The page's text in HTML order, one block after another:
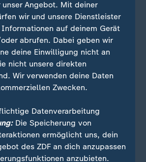
Tom Fletcher, begrüßte
einer täglichen mehrstündigen
in dem
Fletcher schrieb am Sonntag im
im Kontakt mit den UN-
"alles tun werden, um so viele
wie möglich zu erreichen".
humanitären Lage im
in den vergangenen Tagen
geraten. Mehr als hundert
hatten vor einem "massenhaften
Palästinensergebiet gewarnt.
Angebot. Mit deiner
wir und unsere Dienstleister
auf deinem Gerät
abrufen. Dabei geben wir
deine Einwilligung nicht an
nicht unsere direkten
Wir verwenden deine Daten
Zwecken.
Datenverarbeitung
Die Speicherung von
ermöglicht uns, dein
des ZDF an dich anzupassen
anzubieten.